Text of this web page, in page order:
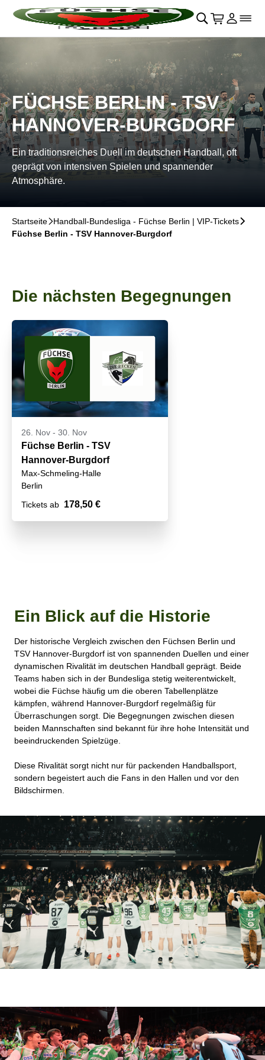
Navigation überspringen􀄫
􀊫 􀍩 Login
􀉩􀌇
FÜCHSE BERLIN - TSV
HANNOVER-BURGDORF
Ein traditionsreiches Duell im deutschen Handball, oft
geprägt von intensiven Spielen und spannender
Atmosphäre.
Startseite􀆊Handball-Bundesliga - Füchse Berlin | VIP-Tickets􀆊
Füchse Berlin - TSV Hannover-Burgdorf
Die nächsten Begegnungen
26. Nov - 30. Nov
Füchse Berlin - TSV
Hannover-Burgdorf
Max-Schmeling-Halle
Berlin
Tickets ab 178,50 €
Ein Blick auf die Historie
Der historische Vergleich zwischen den Füchsen Berlin und
TSV Hannover-Burgdorf ist von spannenden Duellen und einer
dynamischen Rivalität im deutschen Handball geprägt. Beide
Teams haben sich in der Bundesliga stetig weiterentwickelt,
wobei die Füchse häufig um die oberen Tabellenplätze
kämpfen, während Hannover-Burgdorf regelmäßig für
Überraschungen sorgt. Die Begegnungen zwischen diesen
beiden Mannschaften sind bekannt für ihre hohe Intensität und
beeindruckenden Spielzüge.
Diese Rivalität sorgt nicht nur für packenden Handballsport,
sondern begeistert auch die Fans in den Hallen und vor den
Bildschirmen.